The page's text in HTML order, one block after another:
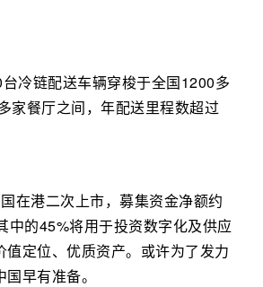
冷链配送车辆穿梭于全国1200多
家餐厅之间，年配送里程数超过
在港二次上市，募集资金净额约
中的45%将用于投资数字化及供应
值定位、优质资产。或许为了发力
早有准备。